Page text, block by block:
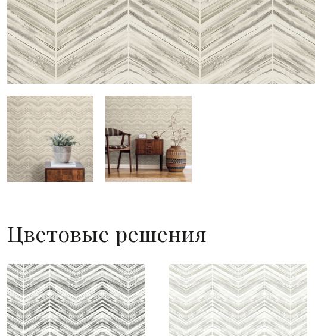
Цветовые решения